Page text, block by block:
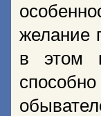
желание
в этом